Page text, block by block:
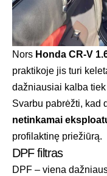
Nors Honda CR-V
praktikoje jis turi
dažniausiai kalba
Svarbu pabrėžti, kad
netinkamai
profilaktinę priežiūrą.
DPF filtras
DPF – viena